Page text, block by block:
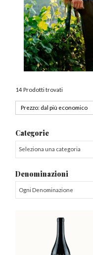
14 Prodotti trovati
Categorie
Seleziona una categoria
Denominazioni
Ogni Denominazione